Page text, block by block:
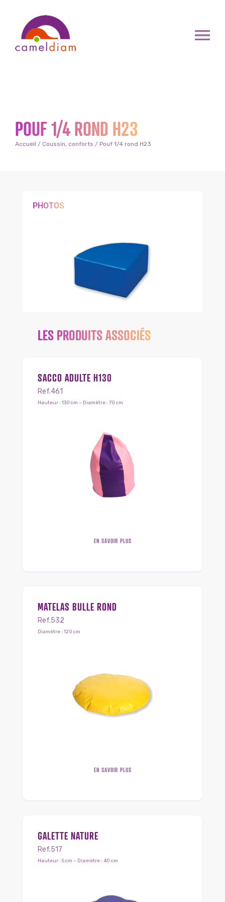
POUF 1/4 ROND H23
Accueil / Coussin, conforts / Pouf 1/4 rond H23
PHOTOS
LES PRODUITS ASSOCIÉS
SACCO ADULTE H130
Ref.461
Hauteur : 130 cm – Diamètre : 70 cm
EN SAVOIR PLUS
MATELAS BULLE ROND
Ref.532
Diamètre : 120 cm
EN SAVOIR PLUS
GALETTE NATURE
Ref.517
Hauteur : 5 cm – Diamètre : 40 cm